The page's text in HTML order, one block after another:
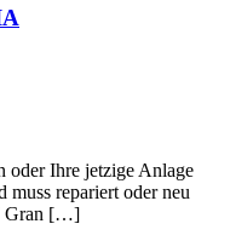
oder Ihre jetzige Anlage
repariert oder neu
Gran […]